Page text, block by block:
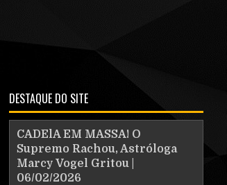
DESTAQUE DO SITE
CADElA EM MASSA! O
Supremo Rachou, Astróloga
Marcy Vogel Gritou |
06/02/2026